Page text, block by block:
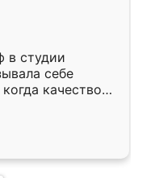
в студии
себе
качеством
уже почти